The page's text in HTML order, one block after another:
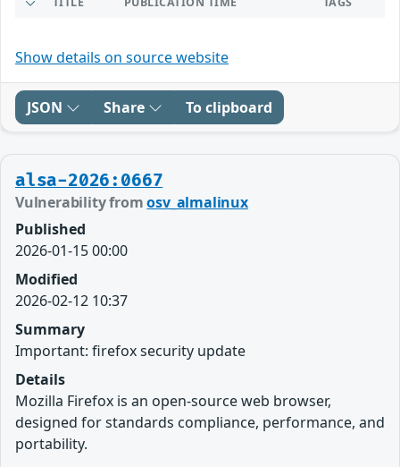
Show details on source website
JSON Share To clipboard
alsa-2026:0667
Vulnerability fromosv_almalinux
Published
2026-01-15 00:00
Modified
2026-02-12 10:37
Summary
Important: firefox security update
Details
Mozilla Firefox is an open-source web browser,
designed for standards compliance, performance, and
portability.